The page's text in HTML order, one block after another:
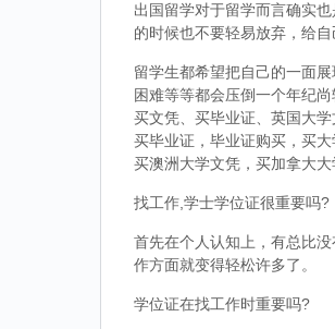
出国留学对于留学而言确实
的时候也不要轻易放弃，给
留学生都希望把自己的一面
困难等等都会压倒一个年纪
买文凭、买毕业证、英国大
买毕业证，毕业证购买，买
买澳洲大学文凭，买加拿大
找工作,学士学位证很重要吗?
首先在个人认知上，有总比
作方面就变得轻松许多了。
学位证在找工作时重要吗?